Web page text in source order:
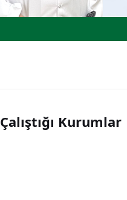
Çalıştığı Kurumlar